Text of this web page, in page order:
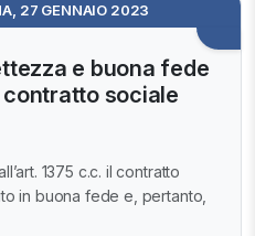
27 GENNAIO 2023
e buona fede
contratto sociale
1375 c.c. il contratto
in buona fede e, pertanto,